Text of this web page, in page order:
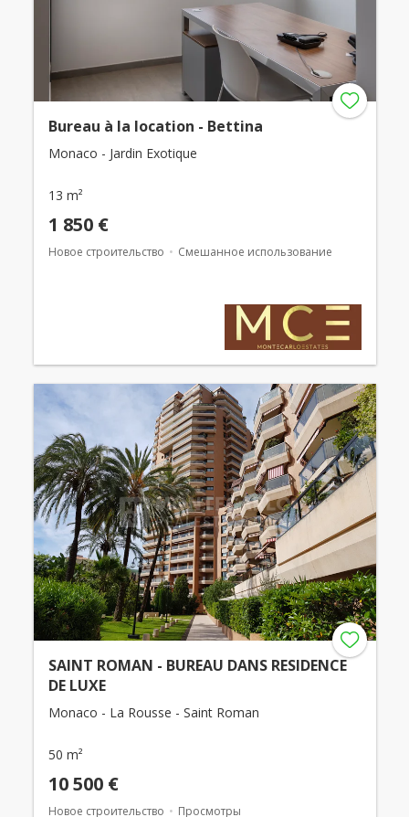
Bureau à la location - Bettina
Monaco - Jardin Exotique
13 m²
1 850 €
Новое строительство Смешанное использование
SAINT ROMAN - BUREAU DANS RESIDENCE
DE LUXE
Monaco - La Rousse - Saint Roman
50 m²
10 500 €
Новое строительство Просмотры